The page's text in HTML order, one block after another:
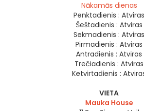
Nākamās dienas
Penktadienis : Atviras
Šeštadienis : Atviras
Sekmadienis : Atviras
Pirmadienis : Atviras
Antradienis : Atviras
Trečiadienis : Atviras
Ketvirtadienis :
VIETA
Mauka House